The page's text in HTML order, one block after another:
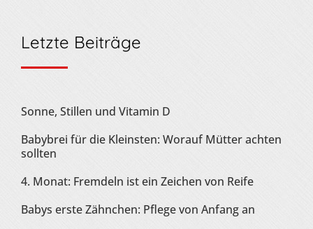
Letzte Beiträge
Sonne, Stillen und Vitamin D
Babybrei für die Kleinsten: Worauf Mütter achten
sollten
4. Monat: Fremdeln ist ein Zeichen von Reife
Babys erste Zähnchen: Pflege von Anfang an